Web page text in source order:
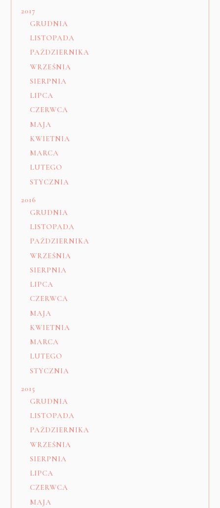
2017
GRUDNIA
LISTOPADA
PAŹDZIERNIKA
WRZEŚNIA
SIERPNIA
LIPCA
CZERWCA
MAJA
KWIETNIA
MARCA
LUTEGO
STYCZNIA
2016
GRUDNIA
LISTOPADA
PAŹDZIERNIKA
WRZEŚNIA
SIERPNIA
LIPCA
CZERWCA
MAJA
KWIETNIA
MARCA
LUTEGO
STYCZNIA
2015
GRUDNIA
LISTOPADA
PAŹDZIERNIKA
WRZEŚNIA
SIERPNIA
LIPCA
CZERWCA
MAJA